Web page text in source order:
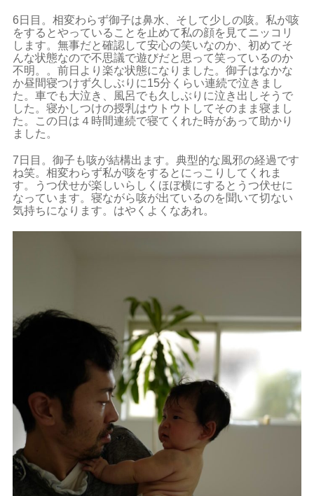
6日目。相変わらず御子は鼻水、そして少しの咳。私が咳
をするとやっていることを止めて私の顔を見てニッコリ
します。無事だと確認して安心の笑いなのか、初めてそ
んな状態なので不思議で遊びだと思って笑っているのか
不明。。前日より楽な状態になりました。御子はなかな
か昼間寝つけず久しぶりに15分くらい連続で泣きまし
た。車でも大泣き、風呂でも久しぶりに泣き出しそうで
した。寝かしつけの授乳はウトウトしてそのまま寝まし
た。この日は４時間連続で寝てくれた時があって助かり
ました。
7日目。御子も咳が結構出ます。典型的な風邪の経過です
ね笑。相変わらず私が咳をするとにっこりしてくれま
す。うつ伏せが楽しいらしくほぼ横にするとうつ伏せに
なっています。寝ながら咳が出ているのを聞いて切ない
気持ちになります。はやくよくなあれ。